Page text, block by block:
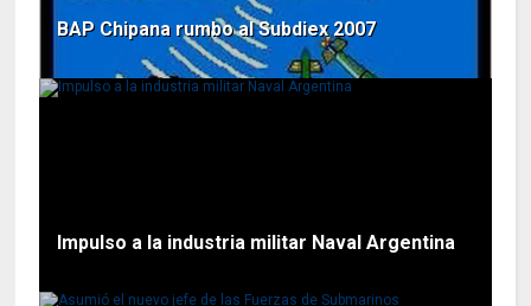
BAP Chipana rumbo al Subdiex 2007
Impulso a la industria militar Naval Argentina